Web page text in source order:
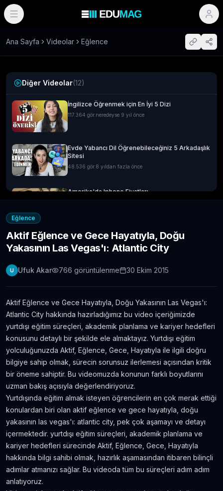
Ana Sayfa Videolar Eğlence
Diğer Videolar(12)
İngilizce Öğrenmek için En İyi 5 Dizi
117.364 gör. neredeyse 9 yıl önce
Evde Yabancı Dil Öğrenebileceğiniz 5 Arkadaşlık
Sitesi
48.536 gör. 8 yıldan fazla önce
Amerika'da Iphone Fiyatları
Londra Erasmus Stajı Hikayem ve Tavsiyelerim
11.304gör.9 yıldan fazla önce
Evde Dil Öğren
İngilizce Öğrenmek için 30 Youtube Kanalı
Avustralya’da Çekilmiş 7 Efsane Film
6.403gör.neredeyse 11 yıl önce
Film ve Dizi İzleyerek İngilizce Öğrenmek
İsteyenlere Tavsiyeler
Amerika'da Teknoloji Alışverişi ve Elektronik
Eşya Fiyatları
5.636 gör. neredeyse 9 yıl önce
Eğlence
Aktif Eğlence ve Gece Hayatıyla, Doğu
Yakasının Las Vegas'ı: Atlantic City
U Ufuk Akar 766 görüntülenme 30 Ekim 2015
Aktif Eğlence ve Gece Hayatıyla, Doğu Yakasının Las Vegas'ı:
Atlantic City hakkında hazırladığımız bu video içeriğimizde
yurtdışı eğitim süreçleri, akademik planlama ve kariyer hedefleri
konusunu detaylı bir şekilde ele almaktayız. Yurtdışı eğitim
yolculuğunuzda Aktif, Eğlence, Gece, Hayatıyla ile ilgili doğru
bilgiye sahip olmak, sürecin sorunsuz ilerlemesi açısından kritik
bir öneme sahiptir. Bu videomuzda konunun farklı boyutlarını
uzman bakış açısıyla değerlendiriyoruz.
Yurtdışında eğitim almak isteyen öğrencilerin en çok merak ettiği
konulardan biri olan aktif eğlence ve gece hayatıyla, doğu
yakasının las vegas'ı: atlantic city, pek çok aşamayı ve detayı
içermektedir. yurtdışı eğitim süreçleri, akademik planlama ve
kariyer hedefleri sürecinde Aktif, Eğlence, Gece, Hayatıyla
hakkında bilgi sahibi olmak, hazırlık aşamasından itibaren bilinçli
adımlar atmanızı sağlar. Bu videoda tüm bu süreçleri adım adım
anlatıyoruz.